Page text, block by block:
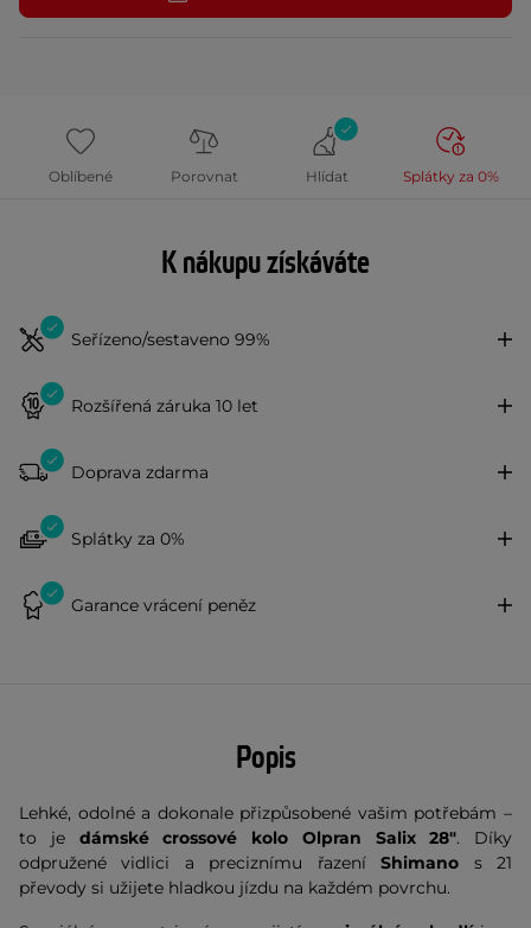
Oblíbené Porovnat Hlídat Splátky za 0%
K nákupu získáváte
Seřízeno/sestaveno 99%
Rozšířená záruka 10 let
Doprava zdarma
Splátky za 0%
Garance vrácení peněz
Popis
Lehké, odolné a dokonale přizpůsobené vašim potřebám –
to je dámské crossové kolo Olpran Salix 28". Díky
odpružené vidlici a preciznímu řazeníShimano s 21
převody si užijete hladkou jízdu na každém povrchu.